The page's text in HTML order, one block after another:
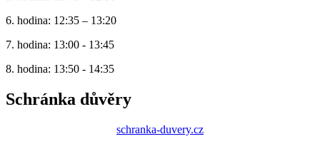
6. hodina: 12:35 – 13:20
7. hodina: 13:00 - 13:45
8. hodina: 13:50 - 14:35
Schránka důvěry
schranka-duvery.cz